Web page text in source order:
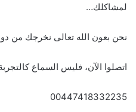
لمشاكلك…
نحن بعون الله تعالى نخرجك من
اتصلوا الآن، فليس السماع
00447418332235